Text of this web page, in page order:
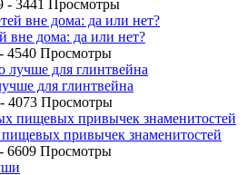
- 3441 Просмотры
вне дома: да или нет?
- 4540 Просмотры
для глинтвейна
- 4073 Просмотры
привычек знаменитостей
- 6609 Просмотры